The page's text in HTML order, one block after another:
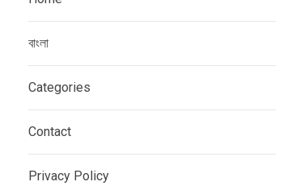
বাংলা
Categories
Contact
Privacy Policy